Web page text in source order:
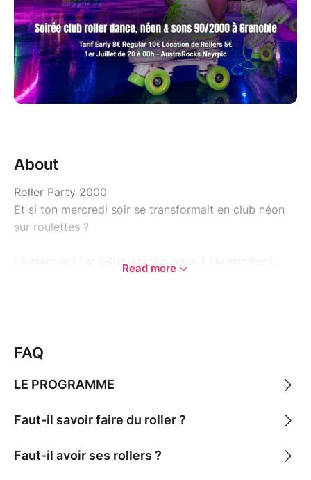
About
Roller Party 2000
Et si ton mercredi soir se transformait en club néon
sur roulettes ?
Le mercredi 1er juillet, rejoins-nous à l’AustraRocks
nostalgique des années 2000 ou juste en recherche
mood 90/2000 !
Read more
FAQ
LE PROGRAMME
Faut-il savoir faire du roller ?
Faut-il avoir ses rollers ?